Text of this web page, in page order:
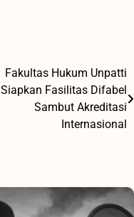
Fakultas Hukum Unpatti
Siapkan Fasilitas Difabel
Sambut Akreditasi
Internasional